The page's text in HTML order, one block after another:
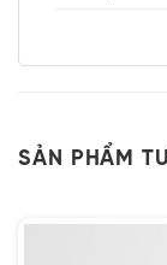
SẢN PHẨM